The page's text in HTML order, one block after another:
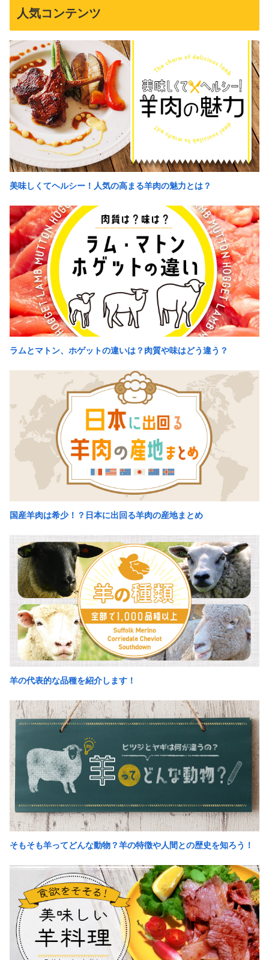
人気コンテンツ
美味しくてヘルシー！人気の高まる羊肉の魅力とは？
ラムとマトン、ホゲットの違いは？肉質や味はどう違う？
国産羊肉は希少！？日本に出回る羊肉の産地まとめ
羊の代表的な品種を紹介します！
そもそも羊ってどんな動物？羊の特徴や人間との歴史を知ろう！